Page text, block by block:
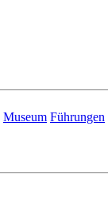
Museum Führungen